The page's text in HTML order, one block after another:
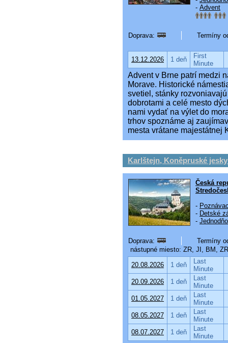
- Advent
Doprava: Termíny
13.12.2026 1 deň
First
Minute
Advent v Brne patrí medzi
Morave. Historické
svetiel, stánky
dobrotami a celé mesto
nami vydať na výlet do
trhov spoznáme aj
mesta vrátane majestátnej
Karlštejn, Koněpruské
Česká
-
- Detské
-
Doprava:
Termíny
nástupné miesto: ZR, JI, BM,
20.08.2026
1 deň
Last
Minute
20.09.2026
1 deň
Last
Minute
01.05.2027
1 deň
Last
Minute
08.05.2027
1 deň
Last
Minute
08.07.2027
1 deň
Last
Minute